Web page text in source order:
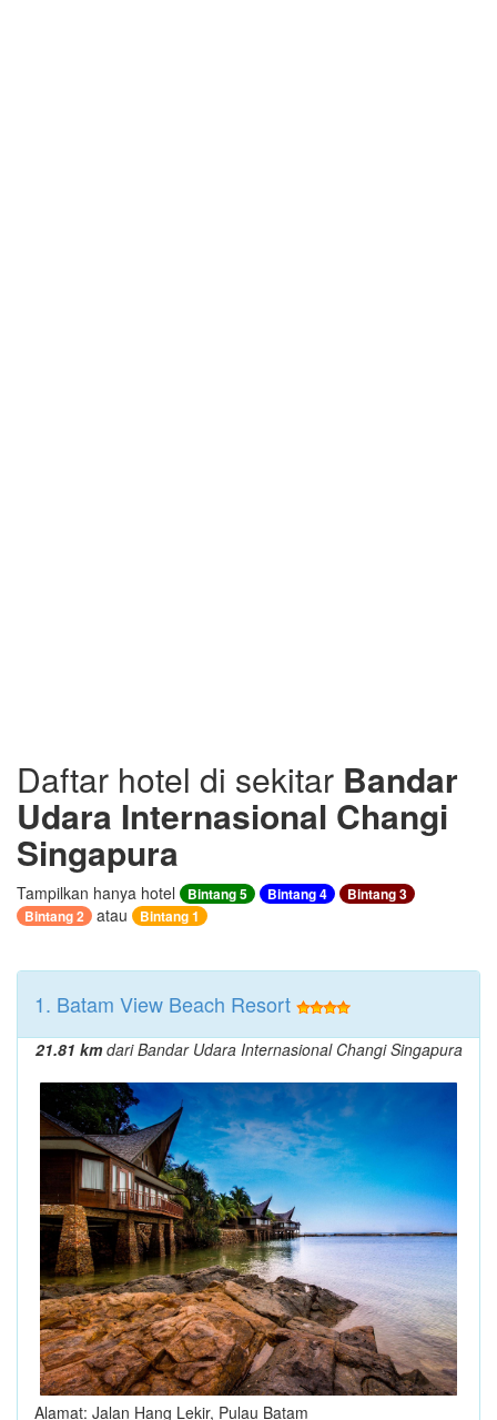
Daftar hotel di sekitar Bandar
Udara Internasional Changi
Singapura
Tampilkan hanya hotel Bintang 5 Bintang 4
Bintang 3
Bintang 2
atau Bintang 1
1. Batam View Beach Resort
21.81 kmdari Bandar Udara Internasional Changi Singapura
Alamat: Jalan Hang Lekir, Pulau Batam